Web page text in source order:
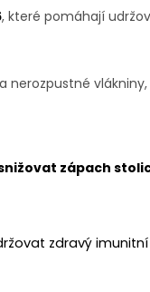
, které pomáhají
nerozpustné
zápach
zdravý